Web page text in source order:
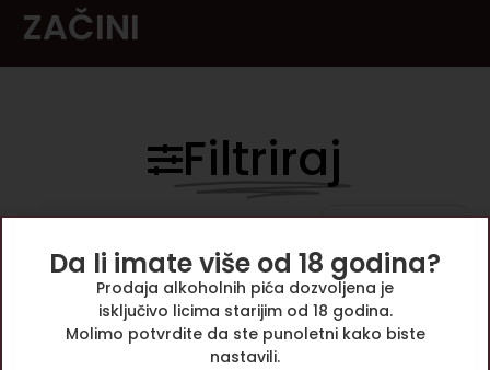
ZAČINI
Filtriraj
Najnovije
Da li imate više od 18 godina?
Prodaja alkoholnih pića dozvoljena je
isključivo licima starijim od 18 godina.
Molimo potvrdite da ste punoletni kako biste
nastavili.